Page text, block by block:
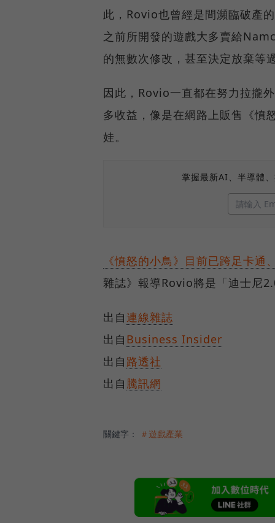
此，Rovio也曾經是間瀕臨破產
之前所開發的遊戲大多賣給
的無數次修改，甚至決定放棄等
因此，Rovio一直都在努力拉攏
多收益，像是在網路上販售《憤
娃。
掌握最新AI、半導體
《憤怒的小鳥》目前已跨足卡通
雜誌》報導Rovio將是「迪士尼
出自連線雜誌
出自 Business Insider
出自 路透社
出自 騰訊網
關鍵字： ＃遊戲產業